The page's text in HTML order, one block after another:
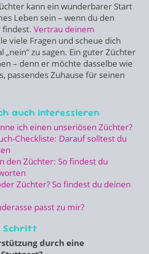
kann ein wunderbarer Start
Leben sein – wenn du den
findest. Vertrau deinem
viele Fragen und scheue dich
„nein“ zu sagen. Ein guter Züchter
– denn er möchte dasselbe wie
passendes Zuhause für seinen
auch interessieren
ich einen unseriösen Züchter?
Checkliste: Darauf solltest du
den Züchter: So findest du
Züchter? So findest du deinen
passt zu mir?
Schritt
durch eine